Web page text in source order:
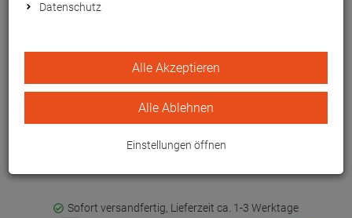
Grundausstattung
Sofort versandfertig, Lieferzeit ca. 1-3 Werktage
Datenschutz
Alle Akzeptieren
Alle Ablehnen
Einstellungen öffnen